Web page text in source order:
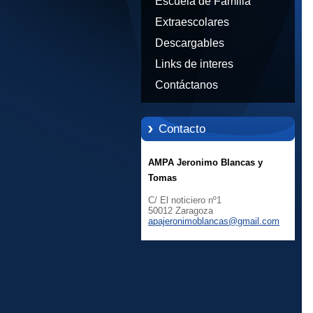
Extraescolares
Descargables
Links de interes
Contáctanos
Contacto
AMPA Jeronimo Blancas y
Tomas
C/ El noticiero nº1
50012 Zaragoza
apajeronimoblancas@gmail .com